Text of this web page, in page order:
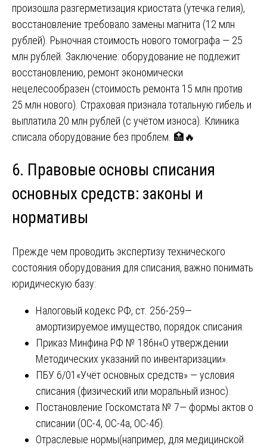
произошла разгерметизация криостата (утечка гелия),
восстановление требовало замены магнита (12 млн
рублей). Рыночная стоимость нового томографа — 25
млн рублей. Заключение: оборудование не подлежит
восстановлению, ремонт экономически
нецелесообразен (стоимость ремонта 15 млн против
25 млн нового). Страховая признала тотальную гибель и
выплатила 20 млн рублей (с учётом износа). Клиника
списала оборудование без проблем. 🏥🔥
6. Правовые основы списания
основных средств: законы и
нормативы
Прежде чем проводить экспертизу технического
состояния оборудования для списания, важно понимать
юридическую базу:
Налоговый кодекс РФ, ст. 256-259—
амортизируемое имущество, порядок списания.
Приказ Минфина РФ № 186н«О утверждении
Методических указаний по инвентаризации».
ПБУ 6/01«Учёт основных средств» — условия
списания (физический или моральный износ).
Постановление Госкомстата № 7— формы актов о
списании (ОС-4, ОС-4а, ОС-4б).
Отраслевые нормы(например, для медицинской